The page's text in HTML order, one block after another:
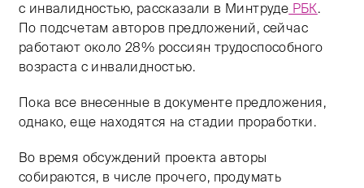
с инвалидностью, рассказали в Минтруде РБК.
По подсчетам авторов предложений, сейчас
работают около 28% россиян трудоспособного
возраста с инвалидностью.
Пока все внесенные в документе предложения,
однако, еще находятся на стадии проработки.
Во время обсуждений проекта авторы
собираются, в числе прочего, продумать